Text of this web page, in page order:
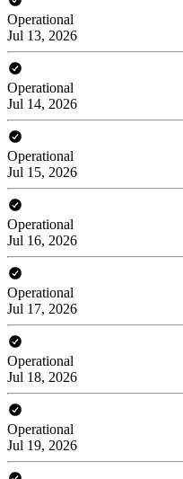
Operational
Jul 13, 2026
Operational
Jul 14, 2026
Operational
Jul 15, 2026
Operational
Jul 16, 2026
Operational
Jul 17, 2026
Operational
Jul 18, 2026
Operational
Jul 19, 2026